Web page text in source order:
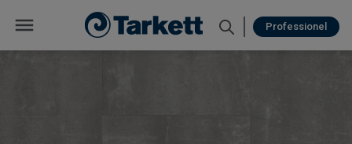
Professionel